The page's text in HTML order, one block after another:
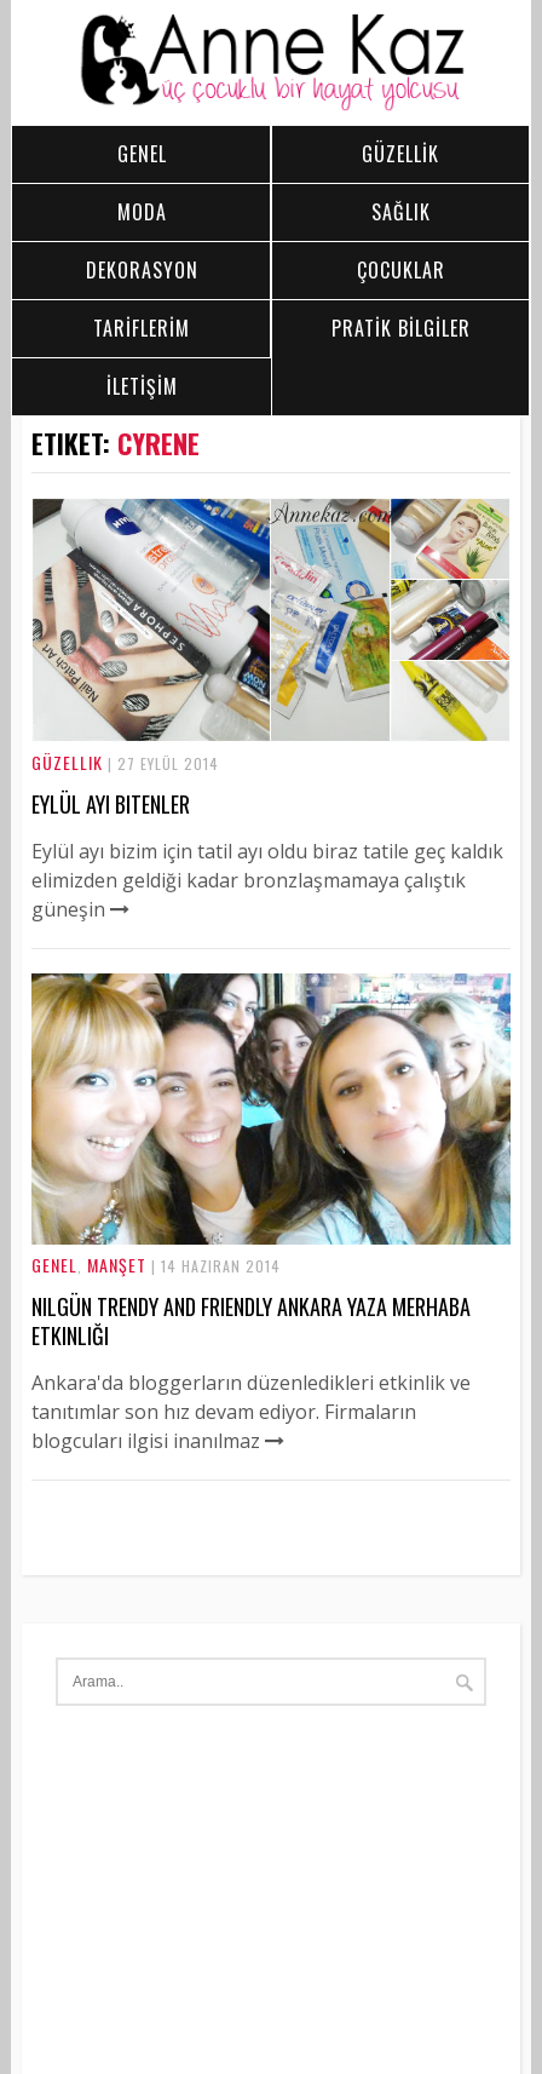
GENEL
GÜZELLİK
MODA
SAĞLIK
DEKORASYON
ÇOCUKLAR
TARİFLERİM
PRATİK BİLGİLER
İLETİŞİM
ETIKET: CYRENE
GÜZELLIK | 27 EYLÜL 2014
EYLÜL AYI BITENLER
Eylül ayı bizim için tatil ayı oldu biraz tatile geç kaldık
elimizden geldiği kadar bronzlaşmamaya çalıştık
güneşin
GENEL MANŞET | 14 HAZIRAN 2014
NILGÜN TRENDY AND FRIENDLY ANKARA YAZA MERHABA
ETKINLIĞI
Ankara'da bloggerların düzenledikleri etkinlik ve
tanıtımlar son hız devam ediyor. Firmaların
blogcuları ilgisi inanılmaz